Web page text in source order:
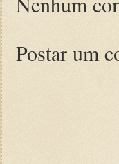
Postar um